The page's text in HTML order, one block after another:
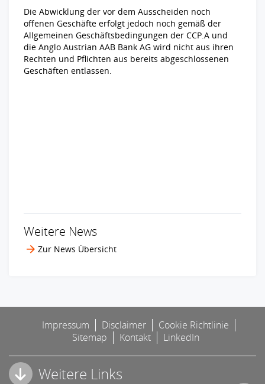
Die Abwicklung der vor dem Ausscheiden noch
offenen Geschäfte erfolgt jedoch noch gemäß der
Allgemeinen Geschäftsbedingungen der CCP.A und
die Anglo Austrian AAB Bank AG wird nicht aus ihren
Rechten und Pflichten aus bereits abgeschlossenen
Geschäften entlassen.
Weitere News
Zur News Übersicht
Impressum Disclaimer
Cookie Richtlinie
Sitemap
Kontakt LinkedIn
Weitere Links